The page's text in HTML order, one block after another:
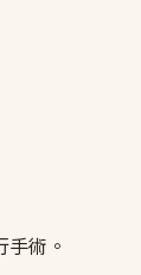
術。